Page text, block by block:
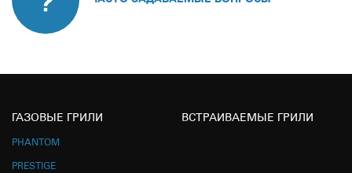
ГАЗОВЫЕ ГРИЛИ
PHANTOM
PRESTIGE
ВСТРАИВАЕМЫЕ ГРИЛИ